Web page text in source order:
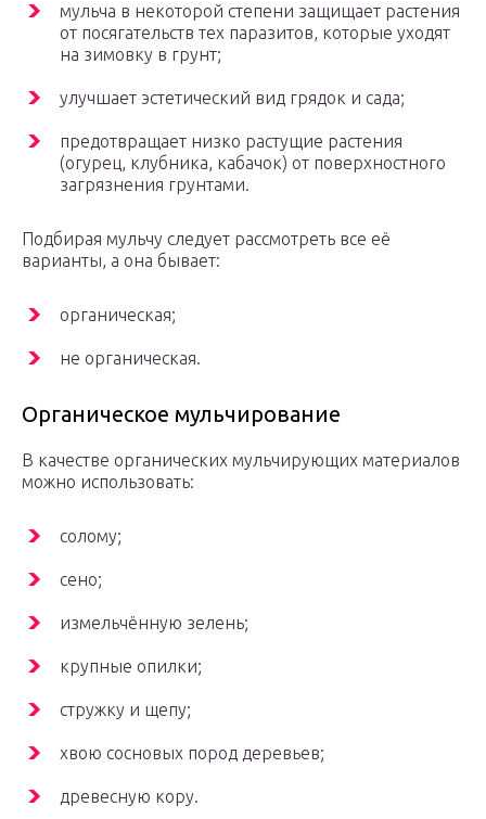
мульча в некоторой степени защищает растения
от посягательств тех паразитов, которые уходят
на зимовку в грунт;
улучшает эстетический вид грядок и сада;
предотвращает низко растущие растения
(огурец, клубника, кабачок) от поверхностного
загрязнения грунтами.
Подбирая мульчу следует рассмотреть все её
варианты, а она бывает:
органическая;
не органическая.
Органическое мульчирование
В качестве органических мульчирующих материалов
можно использовать:
солому;
сено;
измельчённую зелень;
крупные опилки;
стружку и щепу;
хвою сосновых пород деревьев;
древесную кору.